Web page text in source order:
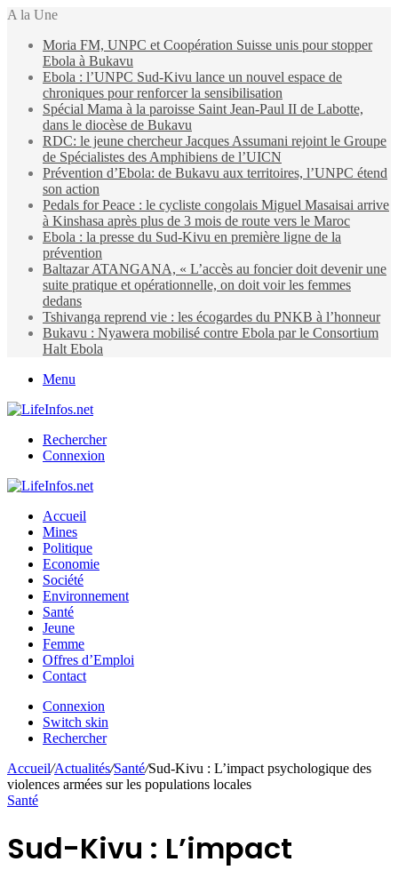
A la Une
Moria FM, UNPC et Coopération Suisse unis pour stopper
Ebola à Bukavu
Ebola : l’UNPC Sud-Kivu lance un nouvel espace de
chroniques pour renforcer la sensibilisation
Spécial Mama à la paroisse Saint Jean-Paul II de Labotte,
dans le diocèse de Bukavu
RDC: le jeune chercheur Jacques Assumani rejoint le Groupe
de Spécialistes des Amphibiens de l’UICN
Prévention d’Ebola: de Bukavu aux territoires, l’UNPC étend
son action
Pedals for Peace : le cycliste congolais Miguel Masaisai arrive
à Kinshasa après plus de 3 mois de route vers le Maroc
Ebola : la presse du Sud-Kivu en première ligne de la
prévention
Baltazar ATANGANA, « L’accès au foncier doit devenir une
suite pratique et opérationnelle, on doit voir les femmes
dedans
Tshivanga reprend vie : les écogardes du PNKB à l’honneur
Bukavu : Nyawera mobilisé contre Ebola par le Consortium
Halt Ebola
Menu
Rechercher
Connexion
Accueil
Mines
Politique
Economie
Société
Environnement
Santé
Jeune
Femme
Offres d’Emploi
Contact
Connexion
Switch skin
Rechercher
Accueil/Actualités/Santé/Sud-Kivu : L’impact psychologique des
violences armées sur les populations locales
Santé
Sud-Kivu : L’impact